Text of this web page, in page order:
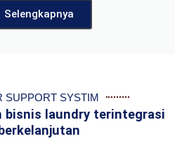
Selengkapnya
SUPPORT SYSTIM
bisnis laundry terintegrasi